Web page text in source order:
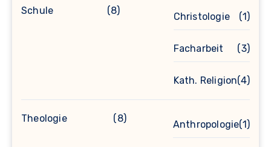
Schule (8)
Christologie (1)
Facharbeit (3)
Kath. Religion(4)
Theologie (8)
Anthropologie(1)